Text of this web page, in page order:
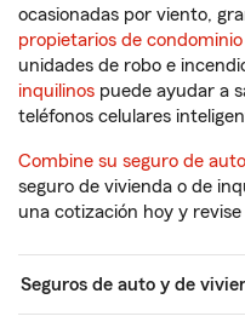
ocasionadas por viento,
propietarios de condominio
unidades de robo e
inquilinos puede ayudar a
teléfonos celulares
Combine su seguro de
seguro de vivienda o de
una cotización hoy y revise
Seguros de auto y de